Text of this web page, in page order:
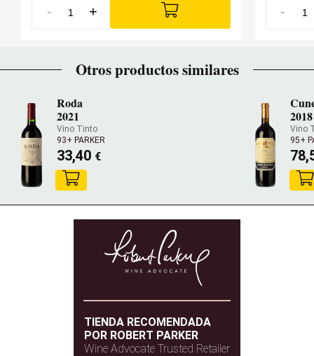
- + -
Otros productos similares
Roda
2021
Vino Tinto
93+ PARKER
33,40 €
2018
Vino
95+
TIENDA RECOMENDADA
POR ROBERT PARKER
Wine Advocate Trusted Retailer